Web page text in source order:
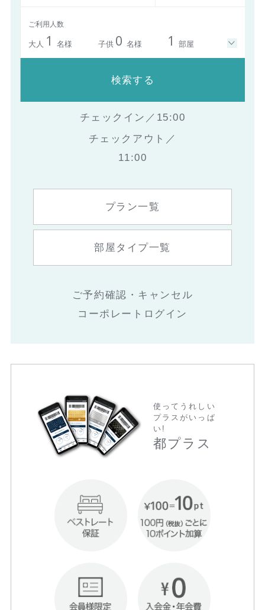
ご利用人数
大人 1 名様 子供 0 名様 1 部屋
検索する
チェックイン／15:00
チェックアウト／
11:00
プラン一覧
部屋タイプ一覧
ご予約確認・キャンセル
コーポレートログイン
使ってうれしい
プラスがいっぱ
い!
都プラス